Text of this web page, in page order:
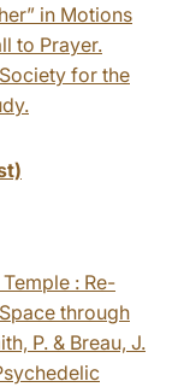
in Motions
to Prayer.
for the
: Re-
through
P. & Breau, J.